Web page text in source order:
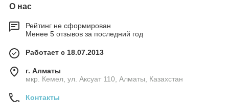
О нас
Рейтинг не сформирован
Менее 5 отзывов за последний год
Работает с 18.07.2013
г. Алматы
мкр. Кемел, ул. Аксуат 110, Алматы, Казахстан
Контакты